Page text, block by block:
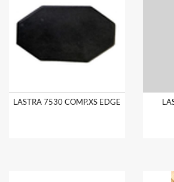
LASTRA 7530 COMP.XS EDGE